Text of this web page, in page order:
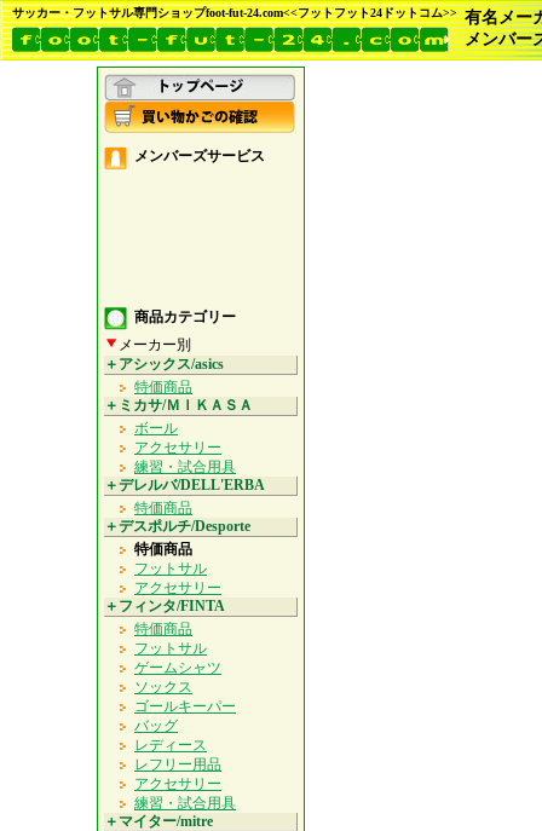
有名メー
メンバー
サッカー・フットサル専門ショップfoot-fut-24.com<<フットフット24ドットコム>>
メンバーズサービス
商品カテゴリー
メーカー別
＋アシックス/asics
特価商品
＋ミカサ/ＭＩＫＡＳＡ
ボール
アクセサリー
練習・試合用具
＋デレルバ/DELL'ERBA
特価商品
＋デスポルチ/Desporte
特価商品
フットサル
アクセサリー
＋フィンタ/FINTA
特価商品
フットサル
ゲームシャツ
ソックス
ゴールキーパー
バッグ
レディース
レフリー用品
アクセサリー
練習・試合用具
＋マイター/mitre